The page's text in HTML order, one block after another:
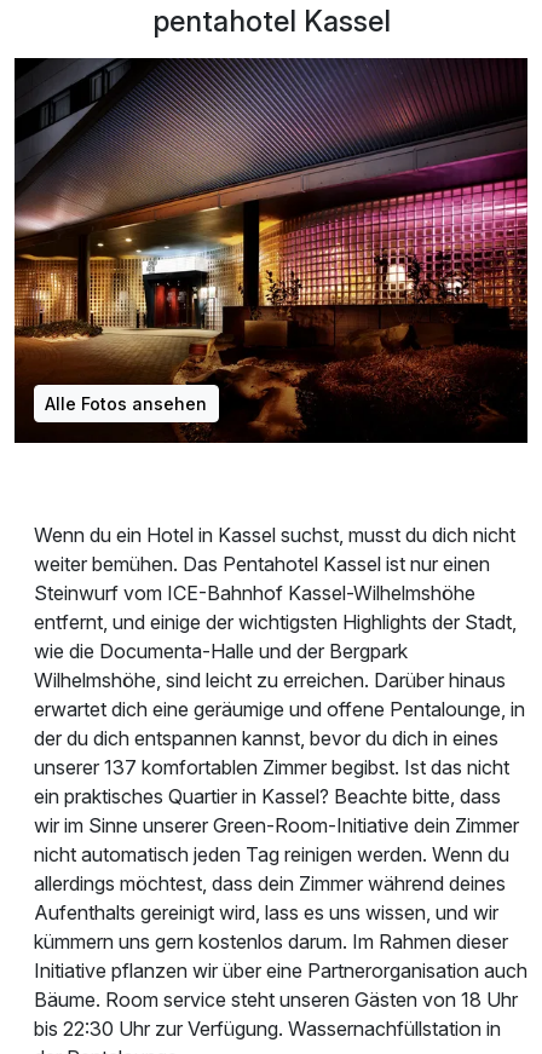
pentahotel Kassel
Alle Fotos ansehen
Wenn du ein Hotel in Kassel suchst, musst du dich nicht
weiter bemühen. Das Pentahotel Kassel ist nur einen
Steinwurf vom ICE-Bahnhof Kassel-Wilhelmshöhe
entfernt, und einige der wichtigsten Highlights der Stadt,
wie die Documenta-Halle und der Bergpark
Wilhelmshöhe, sind leicht zu erreichen. Darüber hinaus
erwartet dich eine geräumige und offene Pentalounge, in
der du dich entspannen kannst, bevor du dich in eines
unserer 137 komfortablen Zimmer begibst. Ist das nicht
ein praktisches Quartier in Kassel? Beachte bitte, dass
wir im Sinne unserer Green-Room-Initiative dein Zimmer
nicht automatisch jeden Tag reinigen werden. Wenn du
allerdings möchtest, dass dein Zimmer während deines
Aufenthalts gereinigt wird, lass es uns wissen, und wir
kümmern uns gern kostenlos darum. Im Rahmen dieser
Initiative pflanzen wir über eine Partnerorganisation auch
Bäume. Room service steht unseren Gästen von 18 Uhr
bis 22:30 Uhr zur Verfügung. Wassernachfüllstation in